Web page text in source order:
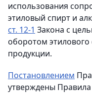
использования
этиловый спирт и
ст. 12-1 Закона с
оборотом этилового
продукции.
Постановлением
утверждены